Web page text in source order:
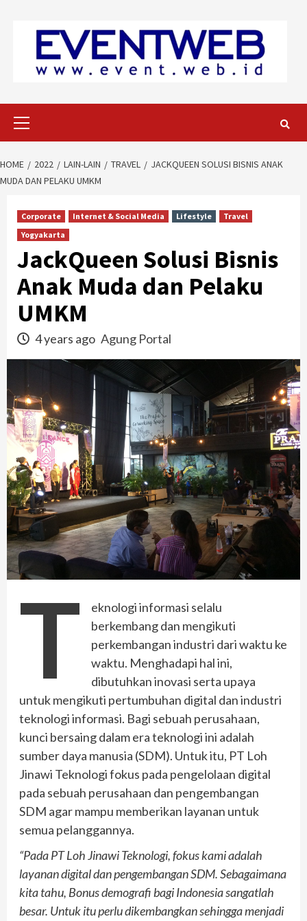
HOME 2022 LAIN-LAIN TRAVEL
JACKQUEEN SOLUSI BISNIS ANAK
MUDA DAN PELAKU UMKM
Corporate Internet & Social Media Lifestyle
Travel
Yogyakarta
JackQueen Solusi Bisnis
Anak Muda dan Pelaku
UMKM
4 years ago Agung Portal
T
eknologi informasi selalu
berkembang dan mengikuti
perkembangan industri dari waktu ke
waktu. Menghadapi hal ini,
dibutuhkan inovasi serta upaya
untuk mengikuti pertumbuhan digital dan industri
teknologi informasi. Bagi sebuah perusahaan,
kunci bersaing dalam era teknologi ini adalah
sumber daya manusia (SDM). Untuk itu, PT Loh
Jinawi Teknologi fokus pada pengelolaan digital
pada sebuah perusahaan dan pengembangan
SDM agar mampu memberikan layanan untuk
semua pelanggannya.
“Pada PT Loh Jinawi Teknologi, fokus kami adalah
layanan digital dan pengembangan SDM. Sebagaimana
kita tahu, Bonus demografi bagi Indonesia sangatlah
besar. Untuk itu perlu dikembangkan sehingga menjadi